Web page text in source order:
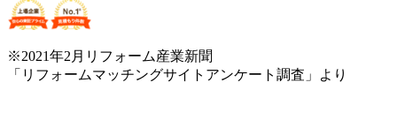
※2021年2月リフォーム産業新聞
「リフォームマッチングサイトアンケート調査」より